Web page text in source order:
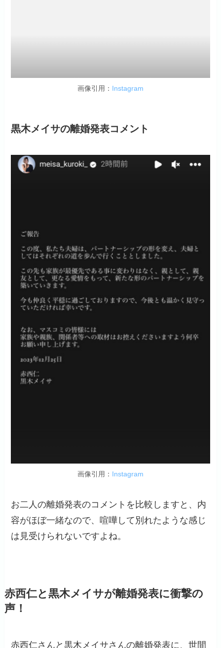
画像引用： Instagram
黒木メイサの離婚発表コメント
画像引用： Instagram
お二人の離婚発表のコメントを比較しますと、内
容がほぼ一緒なので、喧嘩して別れたような感じ
は見受けられないですよね。
赤西仁と黒木メイサが離婚発表に衝撃の
声！
赤西仁さんと黒木メイサさんの離婚発表に、世間